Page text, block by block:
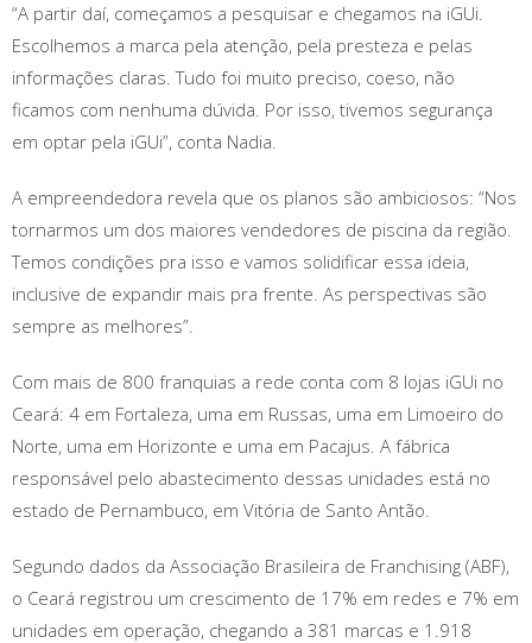
“A partir daí, começamos a pesquisar e chegamos na iGUi.
Escolhemos a marca pela atenção, pela presteza e pelas
informações claras. Tudo foi muito preciso, coeso, não
ficamos com nenhuma dúvida. Por isso, tivemos segurança
em optar pela iGUi”, conta Nadia.
A empreendedora revela que os planos são ambiciosos: “Nos
tornarmos um dos maiores vendedores de piscina da região.
Temos condições pra isso e vamos solidificar essa ideia,
inclusive de expandir mais pra frente. As perspectivas são
sempre as melhores”.
Com mais de 800 franquias a rede conta com 8 lojas iGUi no
Ceará: 4 em Fortaleza, uma em Russas, uma em Limoeiro do
Norte, uma em Horizonte e uma em Pacajus. A fábrica
responsável pelo abastecimento dessas unidades está no
estado de Pernambuco, em Vitória de Santo Antão.
Segundo dados da Associação Brasileira de Franchising (ABF),
o Ceará registrou um crescimento de 17% em redes e 7% em
unidades em operação, chegando a 381 marcas e 1.918